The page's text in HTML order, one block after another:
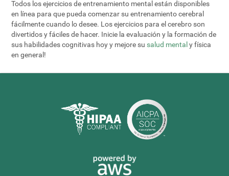
Todos los ejercicios de entrenamiento mental están disponibles
en línea para que pueda comenzar su entrenamiento cerebral
fácilmente cuando lo desee. Los ejercicios para el cerebro son
divertidos y fáciles de hacer. Inicie la evaluación y la formación de
sus habilidades cognitivas hoy y mejore su salud mental y física
en general!